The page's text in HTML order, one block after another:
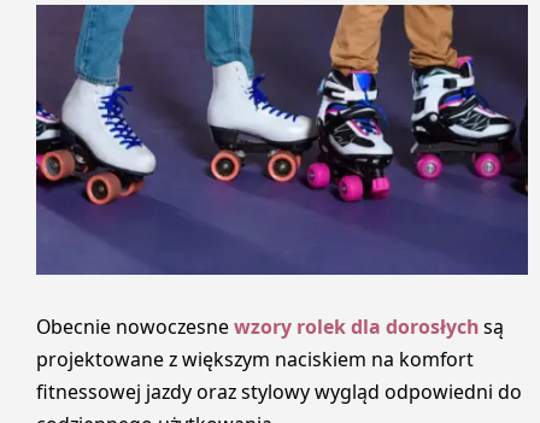
Obecnie nowoczesnewzory rolek dla dorosłychsą
projektowane z większym naciskiem na komfort
fitnessowej jazdy oraz stylowy wygląd odpowiedni do